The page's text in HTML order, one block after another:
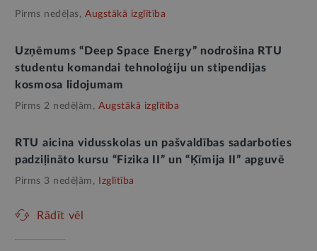
Pirms nedēļas, Augstākā izglītība
Uzņēmums “Deep Space Energy” nodrošina RTU
studentu komandai tehnoloģiju un stipendijas
kosmosa lidojumam
Pirms 2 nedēļām, Augstākā izglītība
RTU aicina vidusskolas un pašvaldības sadarboties
padziļināto kursu “Fizika II” un “Ķīmija II” apguvē
Pirms 3 nedēļām, Izglītība
Rādīt vēl